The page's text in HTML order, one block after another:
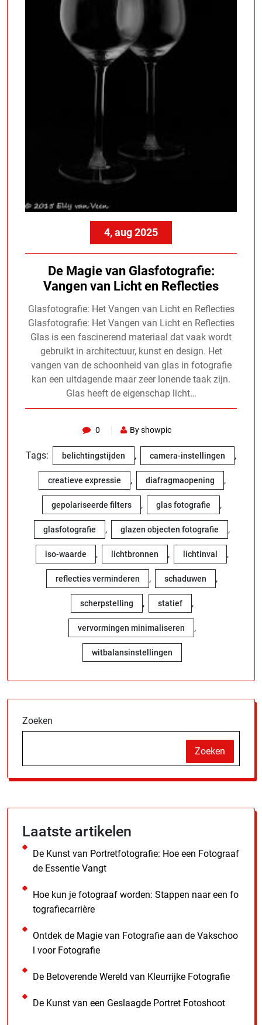
4, aug 2025
De Magie van Glasfotografie:
Vangen van Licht en Reflecties
Glasfotografie: Het Vangen van Licht en Reflecties
Glasfotografie: Het Vangen van Licht en Reflecties
Glas is een fascinerend materiaal dat vaak wordt
gebruikt in architectuur, kunst en design. Het
vangen van de schoonheid van glas in fotografie
kan een uitdagende maar zeer lonende taak zijn.
Glas heeft de eigenschap licht…
0 By showpic
Tags: belichtingstijden , camera-instellingen ,
creatieve expressie , diafragmaopening ,
gepolariseerde filters , glas fotografie ,
glasfotografie , glazen objecten fotografie ,
iso-waarde , lichtbronnen , lichtinval ,
reflecties verminderen , schaduwen ,
scherpstelling , statief ,
vervormingen minimaliseren ,
witbalansinstellingen
Zoeken
Zoeken
Laatste artikelen
De Kunst van Portretfotografie: Hoe een Fotograaf
de Essentie Vangt
Hoe kun je fotograaf worden: Stappen naar een fo
tografiecarrière
Ontdek de Magie van Fotografie aan de Vakschoo
l voor Fotografie
De Betoverende Wereld van Kleurrijke Fotografie
De Kunst van een Geslaagde Portret Fotoshoot